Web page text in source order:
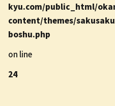
kyu.com/public_html/
content/themes/
boshu.php
on line
24